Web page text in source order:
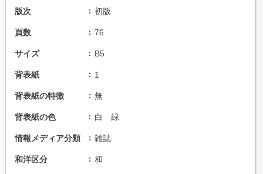
版次 初版
頁数 76
サイズ B5
背表紙 1
背表紙の特徴 無
背表紙の色 白 緑
情報メディア分類 雑誌
和洋区分 和